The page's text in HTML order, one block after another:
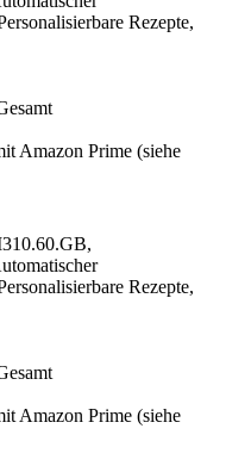
Rezepte,
Amazon Prime (siehe
Rezepte,
Amazon Prime (siehe